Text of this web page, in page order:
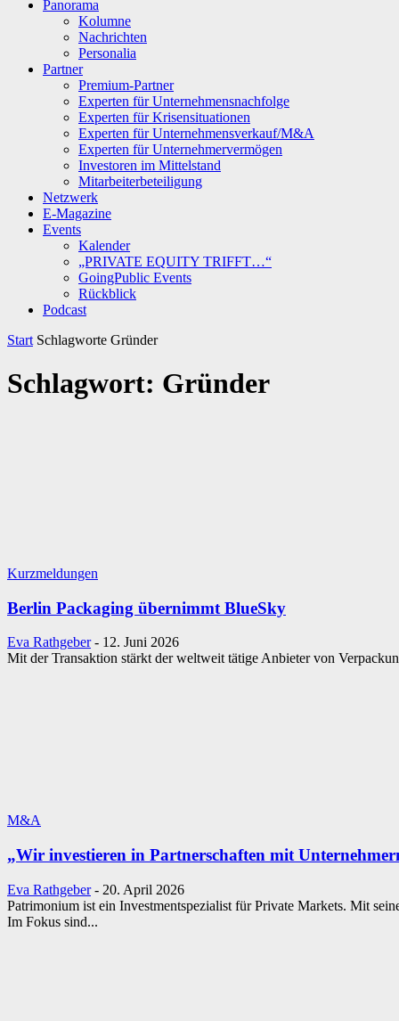
Panorama
Kolumne
Nachrichten
Personalia
Partner
Premium-Partner
Experten für Unternehmensnachfolge
Experten für Krisensituationen
Experten für Unternehmensverkauf/M&A
Experten für Unternehmervermögen
Investoren im Mittelstand
Mitarbeiterbeteiligung
Netzwerk
E-Magazine
Events
Kalender
„PRIVATE EQUITY TRIFFT…“
GoingPublic Events
Rückblick
Podcast
Start Schlagworte Gründer
Schlagwort: Gründer
Kurzmeldungen
Berlin Packaging übernimmt BlueSky
Eva Rathgeber - 12. Juni 2026
Mit der Transaktion stärkt der weltweit tätige Anbieter von
M&A
„Wir investieren in Partnerschaften mit
Eva Rathgeber - 20. April 2026
Patrimonium ist ein Investmentspezialist für Private Markets. Mit
Im Fokus sind...